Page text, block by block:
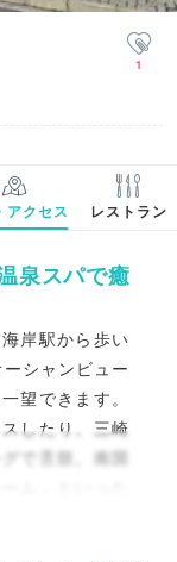
1
アクセス レストラン
泉スパで癒
岸駅から歩い
シャンビュー
望できます。
したり、三崎
で舌鼓。南国
ム」といった